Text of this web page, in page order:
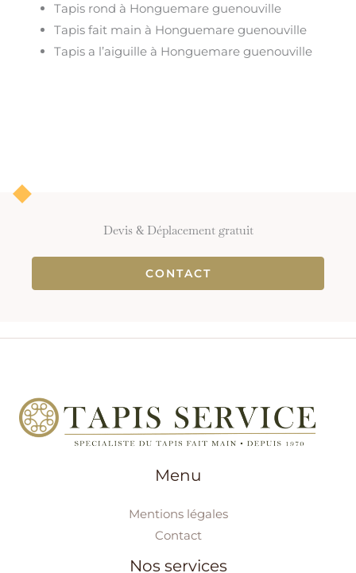
Tapis rond à Honguemare guenouville
Tapis fait main à Honguemare guenouville
Tapis a l’aiguille à Honguemare guenouville
Devis & Déplacement gratuit
CONTACT
Menu
Mentions légales
Contact
Nos services